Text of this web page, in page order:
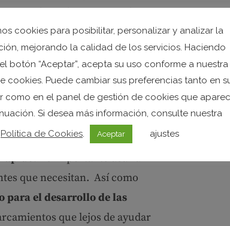
puedes aplicar en tus plantas
fósforo y calcio, que son
las plantas.
es una forma segura y
del sustrato
? Es importante usar un
que necesitan. Así como
para el desarrollo de las
que lejos de ayudar
cookies para posibilitar, personalizar y analizar la
mejorando la calidad de los servicios. Haciendo
botón “Aceptar”, acepta su uso conforme a nuestra
cookies. Puede cambiar sus preferencias tanto en
como en el panel de gestión de cookies que
Si desea más información, consulte nuestra
Política de Cookies. Aceptar ajustes